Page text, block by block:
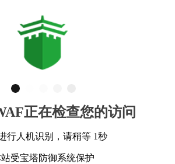
正在检查您的访问
行人机识别，请稍等 1秒
受宝塔防御系统保护